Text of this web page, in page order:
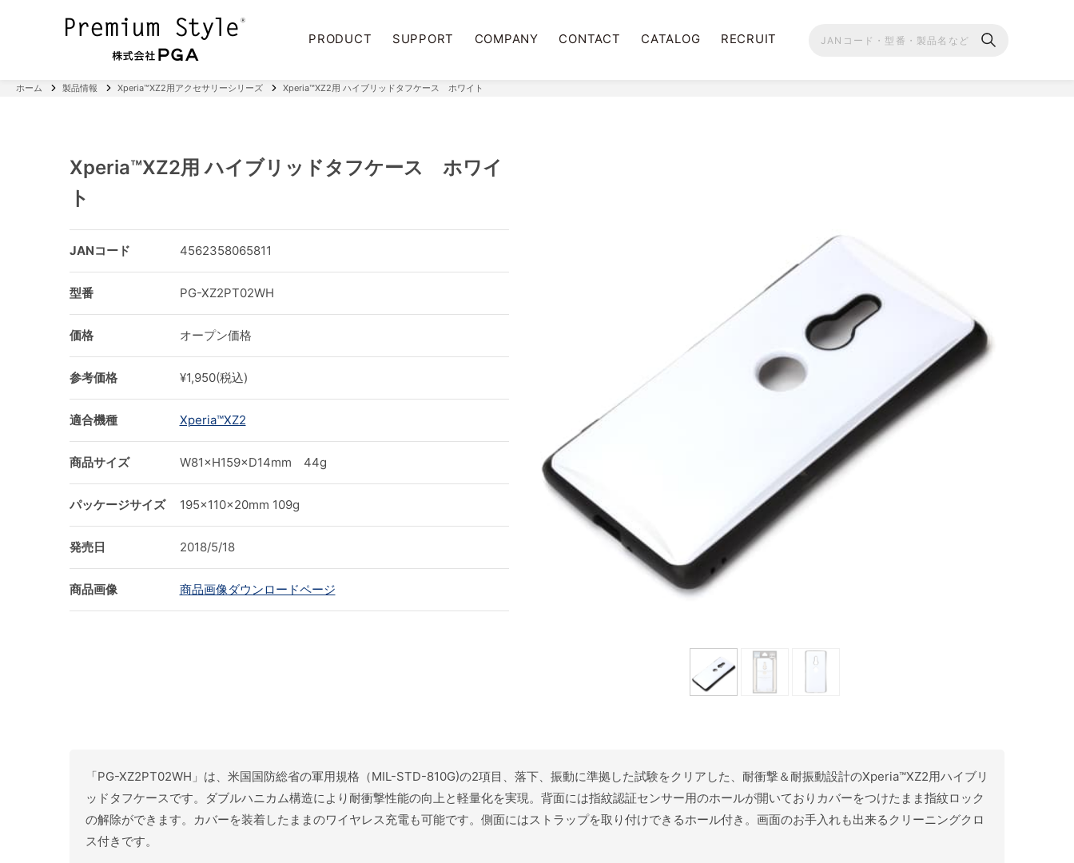
PRODUCT SUPPORT COMPANY CONTACT CATALOG RECRUIT
ホーム 製品情報 Xperia™XZ2用アクセサリーシリーズ Xperia™XZ2用 ハイブリッドタフケース ホワイト
Xperia™XZ2用 ハイブリッドタフケース ホワイ
ト
JANコード 4562358065811
型番 PG-XZ2PT02WH
価格 オープン価格
参考価格 ¥1,950(税込)
適合機種 Xperia™XZ2
商品サイズ W81×H159×D14mm 44g
パッケージサイズ 195×110×20mm 109g
発売日 2018/5/18
商品画像 商品画像ダウンロードページ
「PG-XZ2PT02WH」は、米国国防総省の軍用規格（MIL-STD-810G)の2項目、落下、振動に準拠した試験をクリアした、耐衝撃＆耐振動設計のXperia™XZ2用ハイブリ
ッドタフケースです。ダブルハニカム構造により耐衝撃性能の向上と軽量化を実現。背面には指紋認証センサー用のホールが開いておりカバーをつけたまま指紋ロック
の解除ができます。カバーを装着したままのワイヤレス充電も可能です。側面にはストラップを取り付けできるホール付き。画面のお手入れも出来るクリーニングクロ
ス付きです。